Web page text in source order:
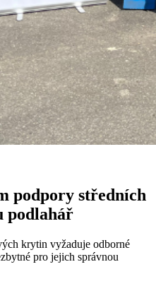
podpory středních
podlahář
krytin vyžaduje odborné
pro jejich správnou